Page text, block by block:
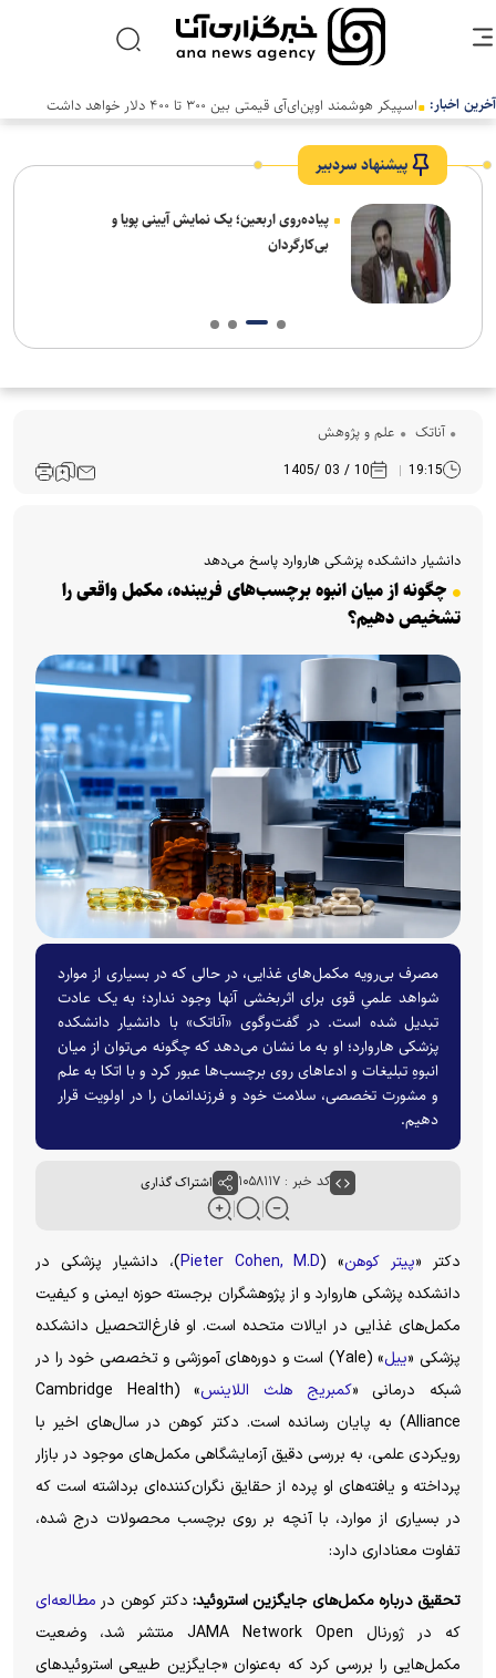
آخرین اخبار:
پیشنهاد سردبیر
پیاده‌روی اربعین؛ یک نمایش آیینی پویا و
بی‌کارگردان
آناتک علم و پژوهش
19:15
10 / 03 /1405
دانشیار دانشکده پزشکی هاروارد پاسخ می‌دهد
چگونه از میان انبوه برچسب‌های فریبنده، مکمل واقعی را
تشخیص دهیم؟
مصرف بی‌رویه مکمل‌های غذایی، در حالی که در بسیاری از موارد
شواهد علمیِ قوی برای اثربخشی آنها وجود ندارد؛ به یک عادت
تبدیل شده است. در گفت‌‌وگوی «آناتک» با دانشیار دانشکده
پزشکی هاروارد؛ او به ما نشان می‌دهد که چگونه می‌توان از میان
انبوهِ تبلیغات و ادعا‌های روی برچسب‌ها عبور کرد و با اتکا به علم
و مشورت تخصصی، سلامت خود و فرزندانمان را در اولویت قرار
دهیم.
کد خبر : ۱۰۵۸۱۱۷ اشتراک گذاری
دکتر «پیتر کوهن» (
Pieter Cohen, M.D)، دانشیار پزشکی در
دانشکده پزشکی هاروارد و از پژوهشگران برجسته حوزه ایمنی و کیفیت
مکمل‌های غذایی در ایالات متحده است. او فارغ‌التحصیل دانشکده
پزشکی «ییل
» (Yale) است و دوره‌های آموزشی و تخصصی خود را در
شبکه درمانی «کمبریج هلث اللاینس
» (Cambridge Health
Alliance) به پایان رسانده است. دکتر کوهن در سال‌های اخیر با
رویکردی علمی، به بررسی دقیق آزمایشگاهی مکمل‌های موجود در بازار
پرداخته و یافته‌های او پرده از حقایق نگران‌کننده‌ای برداشته است که
در بسیاری از موارد، با آنچه بر روی برچسب محصولات درج شده،
تفاوت معناداری دارد:
تحقیق درباره مکمل‌های جایگزین استروئید: دکتر کوهن در مطالعه‌ای
که در ژورنال JAMA Network Open منتشر شد، وضعیت
مکمل‌هایی را بررسی کرد که به‌عنوان «جایگزین طبیعی استروئید‌های